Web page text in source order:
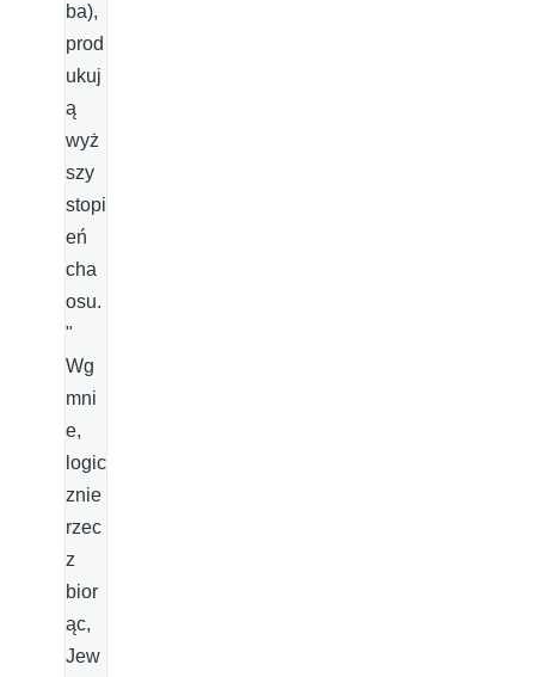
ba),
prod
ukuj
ą
wyż
szy
stopi
eń
cha
osu.
"
Wg
mni
e,
logic
znie
rzec
z
bior
ąc,
Jew